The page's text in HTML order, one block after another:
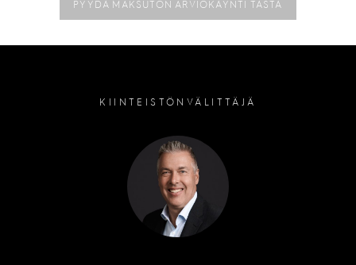
PYYDÄ MAKSUTON ARVIOKÄYNTI TÄSTÄ
KIINTEISTÖNVÄLITTÄJÄ